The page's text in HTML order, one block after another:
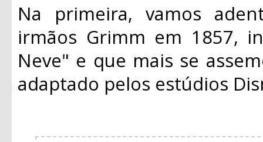
Na primeira, vamos
irmãos Grimm em 1857,
Neve" e que mais se
adaptado pelos estúdios